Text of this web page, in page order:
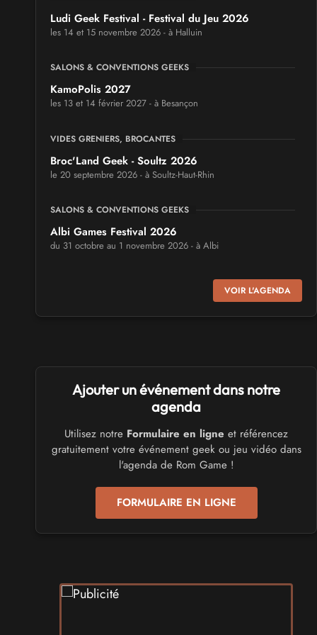
Ludi Geek Festival - Festival du Jeu 2026
les 14 et 15 novembre 2026 - à Halluin
SALONS & CONVENTIONS GEEKS
KamoPolis 2027
les 13 et 14 février 2027 - à Besançon
VIDES GRENIERS, BROCANTES
Broc'Land Geek - Soultz 2026
le 20 septembre 2026 - à Soultz-Haut-Rhin
SALONS & CONVENTIONS GEEKS
Albi Games Festival 2026
du 31 octobre au 1 novembre 2026 - à Albi
Virtual Calais - salon du jeu vidéo et des loisirs
numériques 2026
SALONS & CONVENTIONS GEEKS
Trolls et Légendes 2027
du 26 au 28 mars 2027 - à Mons
CULTURE JAPONAISE ET OTAKU
Mang'Azur 2027
les 24 et 25 avril 2027 - à Toulon
SALONS & CONVENTIONS GEEKS
Play Azur Festival 2027
SALONS & CONVENTIONS GEEKS
Art To Play 2026
VOIR L'AGENDA
Ajouter un événement dans notre
agenda
Utilisez notre Formulaire en ligne et référencez
gratuitement votre événement geek ou jeu vidéo dans
l'agenda de Rom Game !
FORMULAIRE EN LIGNE